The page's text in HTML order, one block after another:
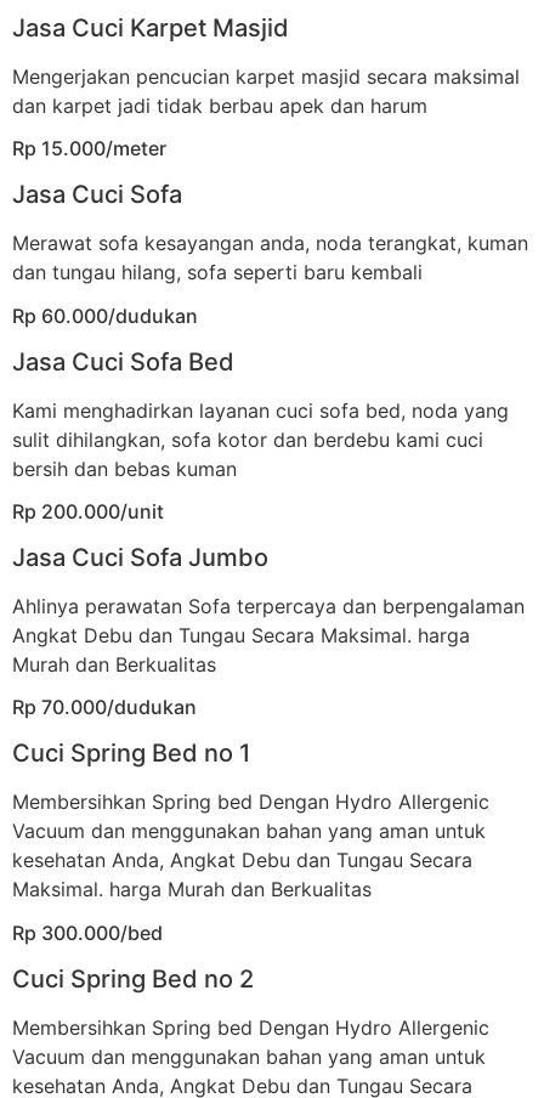
Jasa Cuci Karpet Masjid
Mengerjakan pencucian karpet masjid secara maksimal
dan karpet jadi tidak berbau apek dan harum
Rp 15.000/meter
Jasa Cuci Sofa
Merawat sofa kesayangan anda, noda terangkat, kuman
dan tungau hilang, sofa seperti baru kembali
Rp 60.000/dudukan
Jasa Cuci Sofa Bed
Kami menghadirkan layanan cuci sofa bed, noda yang
sulit dihilangkan, sofa kotor dan berdebu kami cuci
bersih dan bebas kuman
Rp 200.000/unit
Jasa Cuci Sofa Jumbo
Ahlinya perawatan Sofa terpercaya dan berpengalaman
Angkat Debu dan Tungau Secara Maksimal. harga
Murah dan Berkualitas
Rp 70.000/dudukan
Cuci Spring Bed no 1
Membersihkan Spring bed Dengan Hydro Allergenic
Vacuum dan menggunakan bahan yang aman untuk
kesehatan Anda, Angkat Debu dan Tungau Secara
Maksimal. harga Murah dan Berkualitas
Rp 300.000/bed
Cuci Spring Bed no 2
Membersihkan Spring bed Dengan Hydro Allergenic
Vacuum dan menggunakan bahan yang aman untuk
kesehatan Anda, Angkat Debu dan Tungau Secara